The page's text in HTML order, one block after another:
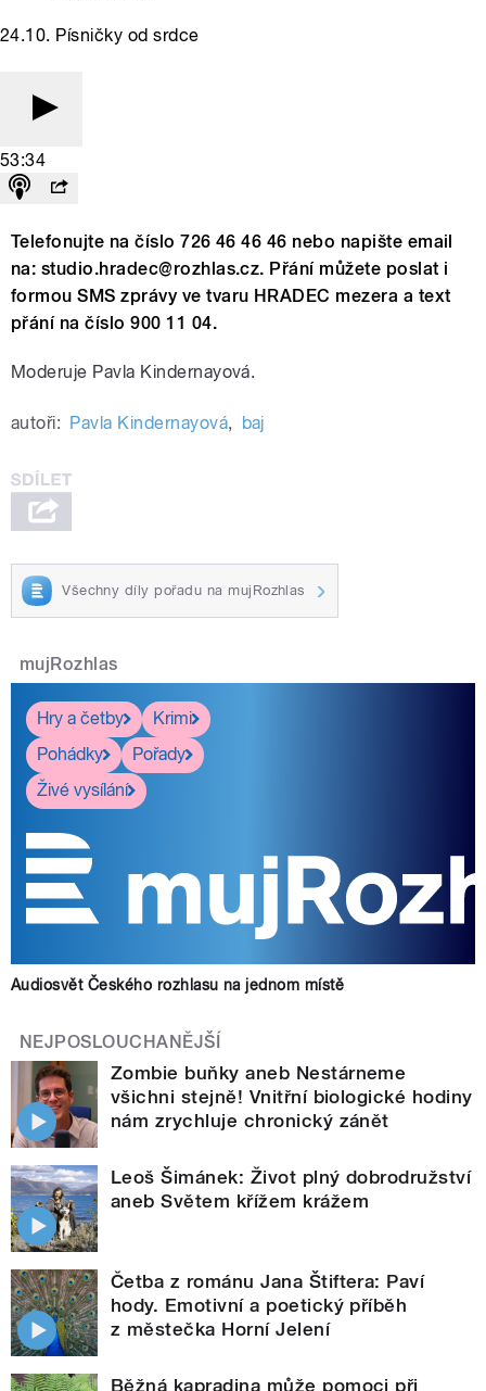
24.10. Písničky od srdce
53:34
Telefonujte na číslo 726 46 46 46 nebo napište email
na: studio.hradec@rozhlas.cz. Přání můžete poslat i
formou SMS zprávy ve tvaru HRADEC mezera a text
přání na číslo 900 11 04.
Moderuje Pavla Kindernayová.
autoři: Pavla Kindernayová, baj
Všechny díly pořadu na mujRozhlas
mujRozhlas
Hry a četby
Krimi
Pohádky
Pořady
Živé vysílání
Audiosvět Českého rozhlasu na jednom místě
NEJPOSLOUCHANĚJŠÍ
Zombie buňky aneb Nestárneme
všichni stejně! Vnitřní biologické hodiny
nám zrychluje chronický zánět
Leoš Šimánek: Život plný dobrodružství
aneb Světem křížem krážem
Četba z románu Jana Štiftera: Paví
hody. Emotivní a poetický příběh
z městečka Horní Jelení
Běžná kapradina může pomoci při